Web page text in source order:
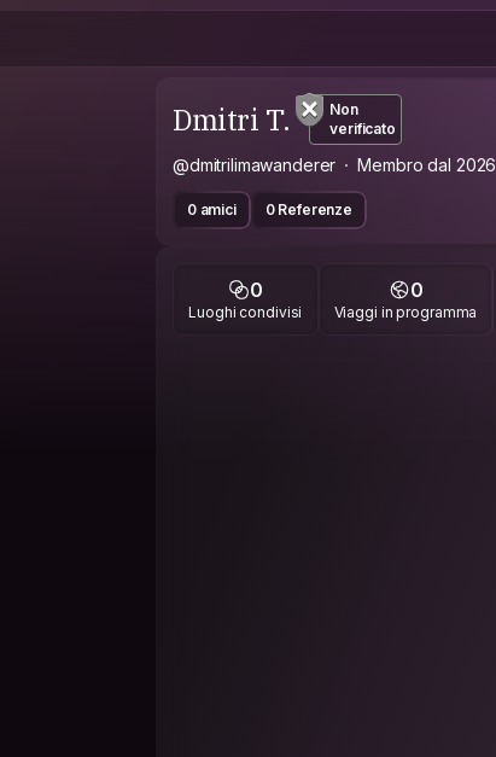
Dmitri T.
Non
verificato
@dmitrilimawanderer Membro dal 2026
0 amici 0 Referenze
0
Luoghi condivisi
0
Viaggi in programma